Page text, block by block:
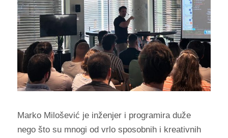
Marko Milošević je inženjer i programira duže
nego što su mnogi od vrlo sposobnih i kreativnih